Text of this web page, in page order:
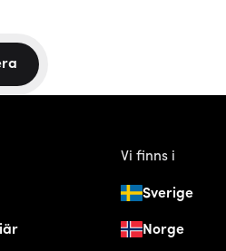
Vi finns i
Sverige
Norge